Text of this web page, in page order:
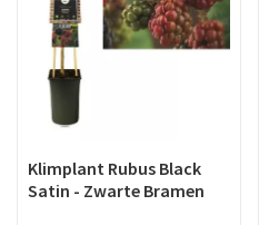
Klimplant Rubus Black
Satin - Zwarte Bramen